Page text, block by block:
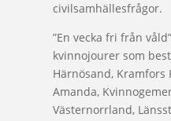
civilsamhällesfrågor.
”En vecka fri från
kvinnojourer som
Härnösand,
Amanda,
Västernorrland,